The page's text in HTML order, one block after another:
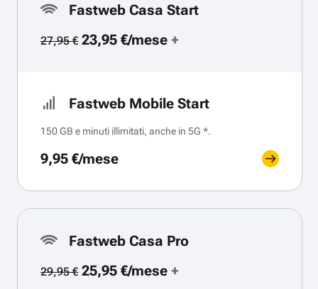
Fastweb Casa Start
27,95 €23,95 €/mese+
Fastweb Mobile Start
150 GB e minuti illimitati, anche in 5G *.
9,95 €/mese
Fastweb Casa Pro
29,95 €25,95 €/mese+